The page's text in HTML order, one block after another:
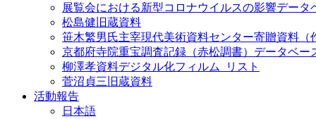
展覧会における新型コロナウイルスの影響データ
松島健旧蔵資料
笹木繁男氏主宰現代美術資料センター寄贈資料（
京都府寺院重宝調査記録（赤松調書）データベー
柳澤孝資料デジタル化フィルム_リスト
菅沼貞三旧蔵資料
活動報告
日本語